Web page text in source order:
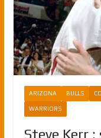
ARIZONA BULLS
WARRIORS
Steve Kerr :